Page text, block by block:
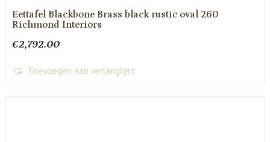
Eettafel Blackbone Brass black rustic oval 260
Richmond Interiors
€2,792.00
Toevoegen aan verlanglijst